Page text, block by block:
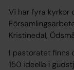
Vi har fyra kyrkor
Kristinedal,
I pastoratet finns
150 ideella i